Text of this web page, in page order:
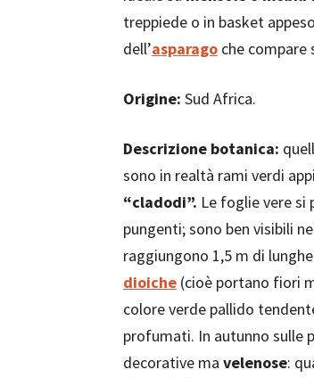
treppiede o in basket
dell’asparago che compare
Origine: Sud Africa.
Descrizione botanica:
sono in realtà rami verdi
“cladodi”. Le foglie vere
pungenti; sono ben visibili
raggiungono 1,5 m di
dioiche (cioè portano fiori
colore verde pallido
profumati. In autunno sulle
decorative ma velenose: